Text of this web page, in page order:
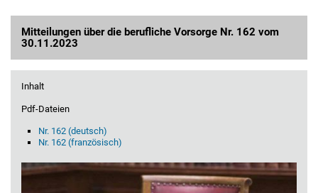
Mitteilungen über die berufliche Vorsorge Nr. 162 vom
30.11.2023
Inhalt
Pdf-Dateien
Nr. 162 (deutsch)
Nr. 162 (französisch)